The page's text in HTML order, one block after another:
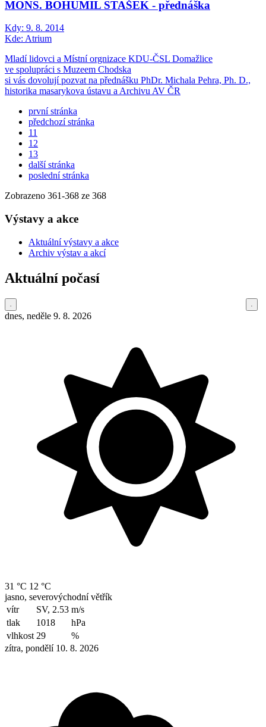
MONS. BOHUMIL STAŠEK - přednáška
Kdy: 9. 8. 2014
Kde: Atrium
Mladí lidovci a Místní orgnizace KDU-ČSL Domažlice
ve spolupráci s Muzeem Chodska
si vás dovolují pozvat na přednášku PhDr. Michala Pehra, Ph. D.,
historika masarykova ústavu a Archivu AV ČR
první stránka
předchozí stránka
11
12
13
další stránka
poslední stránka
Zobrazeno 361-368 ze 368
Výstavy a akce
Aktuální výstavy a akce
Archiv výstav a akcí
Aktuální počasí
dnes, neděle 9. 8. 2026
31 °C 12 °C
jasno, severovýchodní větřík
vítr
SV, 2.53 m/s
tlak
1018
hPa
vlhkost 29
%
zítra, pondělí 10. 8. 2026